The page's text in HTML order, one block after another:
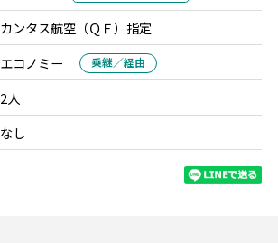
テカポ湖 ザ ゴッドレー ホテル
選択条件 同等クラス
部屋タイプ
ツインまたはダブル
利用形態
部屋カテゴリ
カンタス航空（ＱＦ）指定
エコノミー 乗継／経由
2人
なし